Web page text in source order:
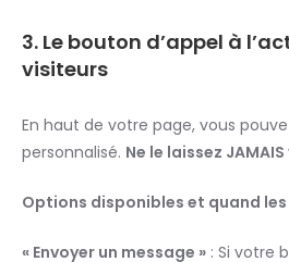
3. Le bouton d’appel à
visiteurs
En haut de votre page, vous
personnalisé. Ne le laissez
Options disponibles et quand
« Envoyer un message » : Si votre